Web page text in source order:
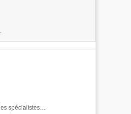
spécialistes…